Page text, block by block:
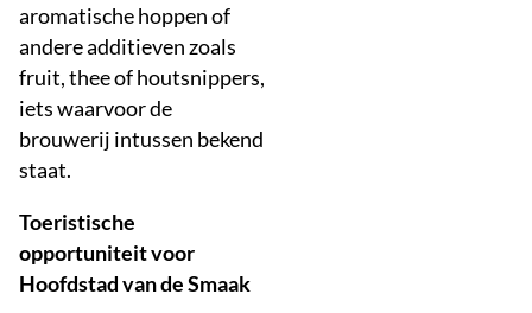
aromatische hoppen of
andere additieven zoals
fruit, thee of houtsnippers,
iets waarvoor de
brouwerij intussen bekend
staat.
Toeristische
opportuniteit voor
Hoofdstad van de Smaak